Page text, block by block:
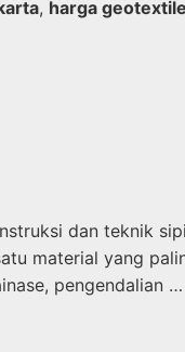
, harga
dan teknik
material yang
pengendalian …